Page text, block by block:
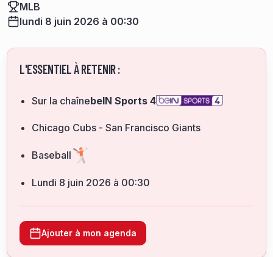
MLB
lundi 8 juin 2026 à 00:30
L'ESSENTIEL À RETENIR :
Sur la chaînebeIN Sports 4
Chicago Cubs - San Francisco Giants
Baseball
lundi 8 juin 2026 à 00:30
Ajouter à mon agenda